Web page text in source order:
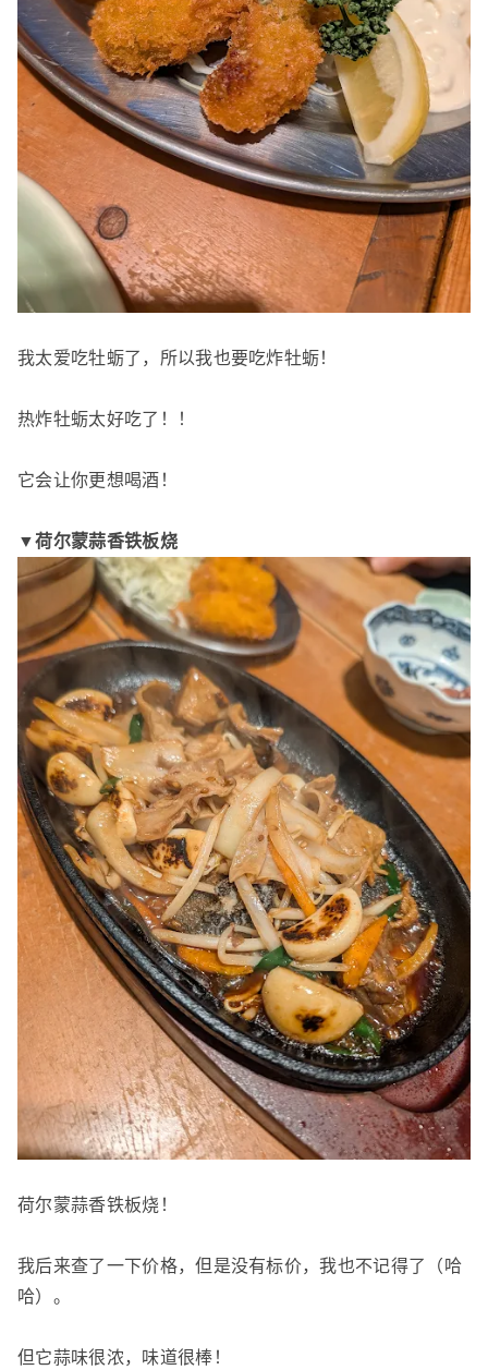
我太爱吃牡蛎了，所以我也要吃炸牡蛎！
热炸牡蛎太好吃了！！
它会让你更想喝酒！
▼荷尔蒙蒜香铁板烧
荷尔蒙蒜香铁板烧！
我后来查了一下价格，但是没有标价，我也不记得了（哈
哈）。
但它蒜味很浓，味道很棒！